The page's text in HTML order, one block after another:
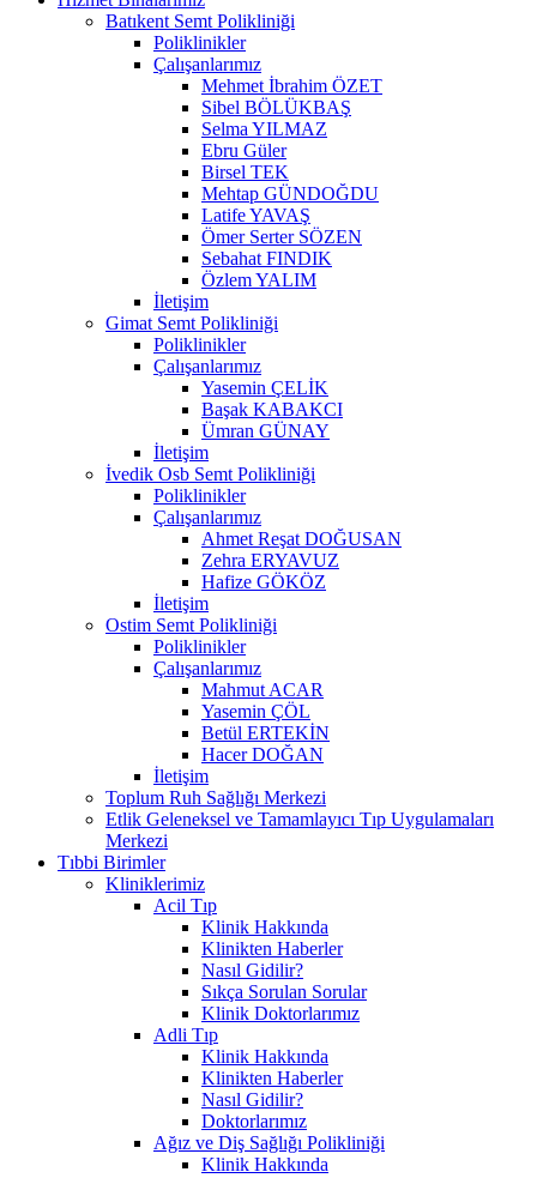
Batıkent Semt Polikliniği
Poliklinikler
Çalışanlarımız
Mehmet İbrahim ÖZET
Sibel BÖLÜKBAŞ
Selma YILMAZ
Ebru Güler
Birsel TEK
Mehtap GÜNDOĞDU
Latife YAVAŞ
Ömer Serter SÖZEN
Sebahat FINDIK
Özlem YALIM
İletişim
Gimat Semt Polikliniği
Poliklinikler
Çalışanlarımız
Yasemin ÇELİK
Başak KABAKCI
Ümran GÜNAY
İletişim
İvedik Osb Semt Polikliniği
Poliklinikler
Çalışanlarımız
Ahmet Reşat DOĞUSAN
Zehra ERYAVUZ
Hafize GÖKÖZ
İletişim
Ostim Semt Polikliniği
Poliklinikler
Çalışanlarımız
Mahmut ACAR
Yasemin ÇÖL
Betül ERTEKİN
Hacer DOĞAN
İletişim
Toplum Ruh Sağlığı Merkezi
Etlik Geleneksel ve Tamamlayıcı Tıp Uygulamaları
Merkezi
Tıbbi Birimler
Kliniklerimiz
Acil Tıp
Klinik Hakkında
Klinikten Haberler
Nasıl Gidilir?
Sıkça Sorulan Sorular
Klinik Doktorlarımız
Adli Tıp
Klinik Hakkında
Klinikten Haberler
Nasıl Gidilir?
Doktorlarımız
Ağız ve Diş Sağlığı Polikliniği
Klinik Hakkında